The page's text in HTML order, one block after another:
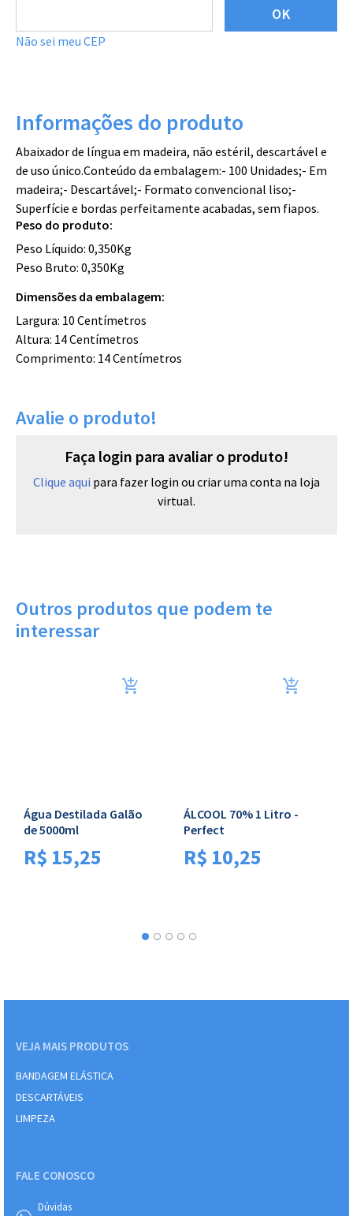
OK
Não sei meu CEP
Informações do produto
Abaixador de língua em madeira, não estéril, descartável e
de uso único.Conteúdo da embalagem:- 100 Unidades;- Em
madeira;- Descartável;- Formato convencional liso;-
Superfície e bordas perfeitamente acabadas, sem fiapos.
Peso do produto:
Peso Líquido: 0,350Kg
Peso Bruto: 0,350Kg
Dimensões da embalagem:
Largura: 10 Centímetros
Altura: 14 Centímetros
Comprimento: 14 Centímetros
Avalie o produto!
Faça login para avaliar o produto!
Clique aqui para fazer login ou criar uma conta na loja
virtual.
Outros produtos que podem te
interessar
Água Destilada Galão
de 5000ml
R$ 15,25
ÁLCOOL 70% 1 Litro -
Perfect
R$ 10,25
VEJA MAIS PRODUTOS
BANDAGEM ELÁSTICA
DESCARTÁVEIS
LIMPEZA
FALE CONOSCO
Dúvidas